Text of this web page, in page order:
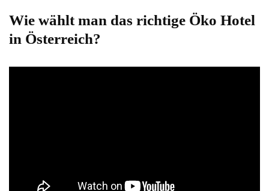
Wie wählt man das richtige Öko Hotel
in Österreich?